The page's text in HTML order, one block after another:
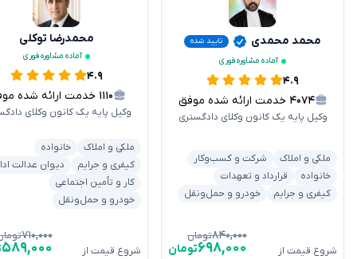
محمد محمدی
تایید شده
آماده مشاوره فوری
۴.۹
۴۰۷۴ خدمت ارائه شده موفق
وکیل پایه یک کانون وکلای دادگستری
ملکی و املاک
شرکت و کسب‌وکار
خانواده
قرارداد و تعهدات
کیفری و جرایم
خودرو و حمل‌ونقل
شروع قیمت از
۸۴۰,۰۰۰تومان
۶۹۸,۰۰۰تومان
محمدرضا توکلی
آماده مشاوره فوری
۴.۹
۱۱۱۰ خدمت ارائه شده موفق
وکیل پایه یک کانون وکلای
ملکی و املاک
خانواده
کیفری و جرایم
دیوان عدالت
کار و تأمین اجتماعی
خودرو و حمل‌ونقل
شروع قیمت از
۷۱۰,۰۰۰
۵۸۹,۰۰۰